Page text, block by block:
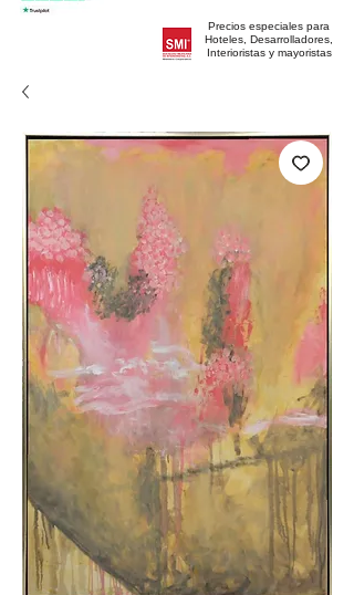
Precios especiales para
Hoteles, Desarrolladores,
Interioristas y mayoristas